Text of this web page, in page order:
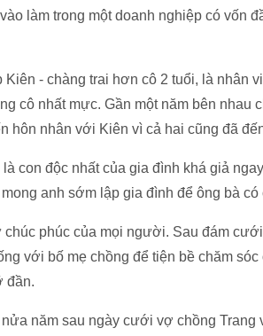
làm trong một doanh nghiệp có vốn
- chàng trai hơn cô 2 tuổi, là nhân
cô nhất mực. Gần một năm bên nhau
hôn nhân với Kiên vì cả hai cũng đã
con độc nhất của gia đình khá giả
anh sớm lập gia đình để ông bà có
phúc của mọi người. Sau đám
với bố mẹ chồng để tiện bề chăm sóc
đần.
năm sau ngày cưới vợ chồng Trang